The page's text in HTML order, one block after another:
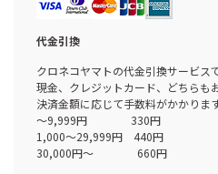
代金引換
クロネコヤマトの代金引換サービスで
現金、クレジットカード、どちらも
決済金額に応じて手数料がかかります
～9,999円 330円
1,000～29,999円 440円
30,000円～ 660円